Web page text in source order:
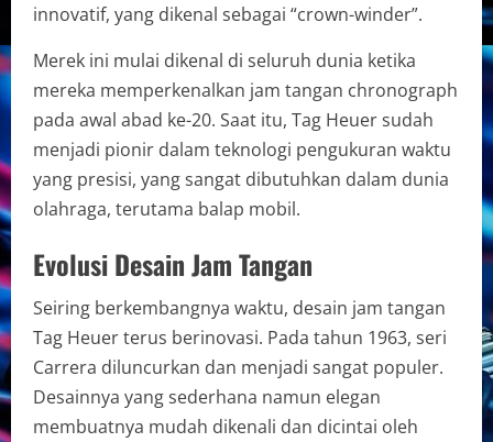
innovatif, yang dikenal sebagai “crown-winder”.
Merek ini mulai dikenal di seluruh dunia ketika
mereka memperkenalkan jam tangan chronograph
pada awal abad ke-20. Saat itu, Tag Heuer sudah
menjadi pionir dalam teknologi pengukuran waktu
yang presisi, yang sangat dibutuhkan dalam dunia
olahraga, terutama balap mobil.
Evolusi Desain Jam Tangan
Seiring berkembangnya waktu, desain jam tangan
Tag Heuer terus berinovasi. Pada tahun 1963, seri
Carrera diluncurkan dan menjadi sangat populer.
Desainnya yang sederhana namun elegan
membuatnya mudah dikenali dan dicintai oleh